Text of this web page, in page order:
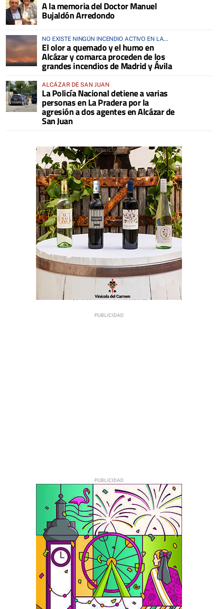
ANIMALES
A la memoria del Doctor Manuel
Bujaldón Arredondo
NO EXISTE NINGÚN INCENDIO ACTIVO EN LA
COMARCA
El olor a quemado y el humo en
Alcázar y comarca proceden de los
grandes incendios de Madrid y Ávila
ALCÁZAR DE SAN JUAN
La Policía Nacional detiene a varias
personas en La Pradera por la
agresión a dos agentes en Alcázar de
San Juan